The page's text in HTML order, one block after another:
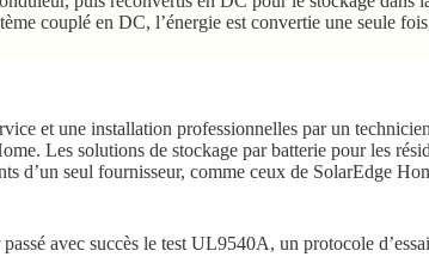
couplé en DC, l’énergie est convertie une seule
et une installation professionnelles par un
Les solutions de stockage par batterie pour les
d’un seul fournisseur, comme ceux de SolarEdge
avec succès le test UL9540A, un protocole